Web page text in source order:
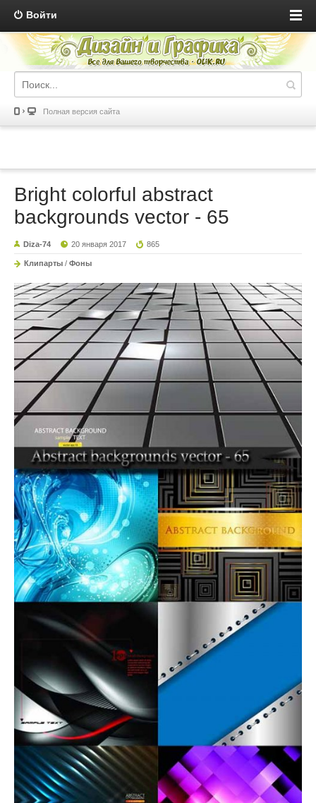
Войти
Полная версия сайта
Bright colorful abstract
backgrounds vector - 65
Diza-74 20 января 2017 865
Клипарты / Фоны